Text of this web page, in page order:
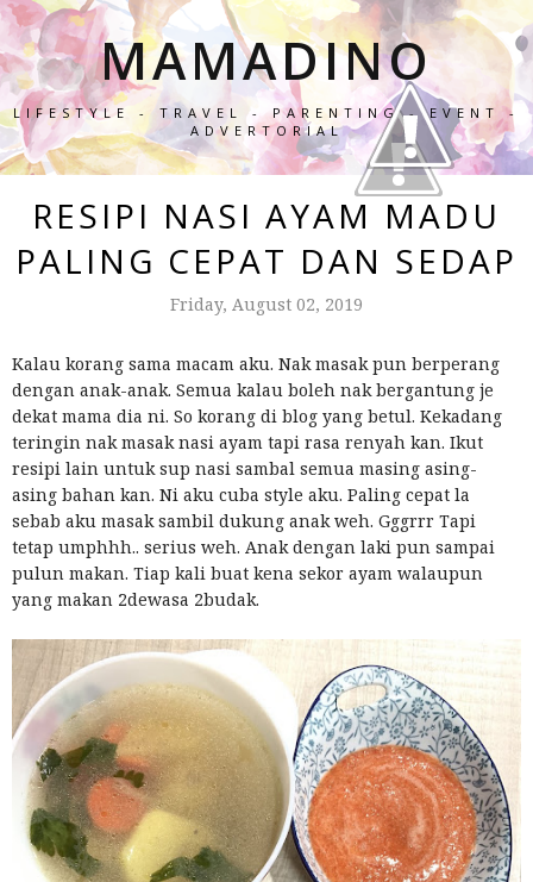
MAMADINO
LIFESTYLE - TRAVEL - PARENTING - EVENT -
ADVERTORIAL
RESIPI NASI AYAM MADU
PALING CEPAT DAN SEDAP
Friday, August 02, 2019
Kalau korang sama macam aku. Nak masak pun berperang
dengan anak-anak. Semua kalau boleh nak bergantung je
dekat mama dia ni. So korang di blog yang betul. Kekadang
teringin nak masak nasi ayam tapi rasa renyah kan. Ikut
resipi lain untuk sup nasi sambal semua masing asing-
asing bahan kan. Ni aku cuba style aku. Paling cepat la
sebab aku masak sambil dukung anak weh. Gggrrr Tapi
tetap umphhh.. serius weh. Anak dengan laki pun sampai
pulun makan. Tiap kali buat kena sekor ayam walaupun
yang makan 2dewasa 2budak.